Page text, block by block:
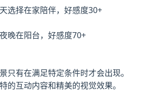
选择在家陪伴，好感度30+
晚在阳台，好感度70+
只有在满足特定条件时才会出现。
的互动内容和精美的视觉效果。